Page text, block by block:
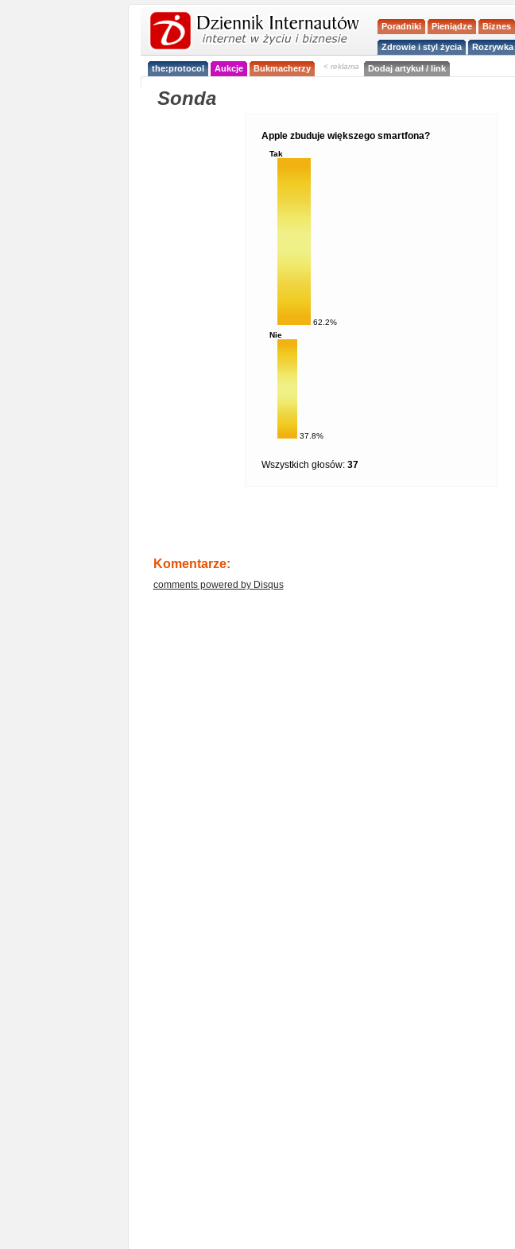
Poradniki Pieniądze Biznes
Zdrowie i styl życia Rozrywka
the:protocol Aukcje Bukmacherzy < reklama Dodaj artykuł / link
Sonda
Apple zbuduje większego smartfona?
Tak
62.2%
Nie
37.8%
Wszystkich głosów: 37
Komentarze:
comments powered by Disqus